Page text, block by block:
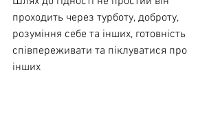
проходить через турботу, доброту,
розуміння себе та інших, готовність
співпереживати та піклуватися про
інших